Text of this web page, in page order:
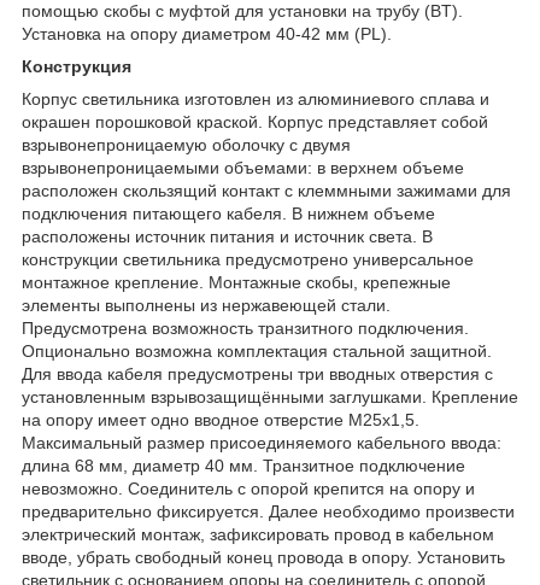
помощью скобы с муфтой для установки на трубу (BT).
Установка на опору диаметром 40-42 мм (PL).
Конструкция
Корпус светильника изготовлен из алюминиевого сплава и
окрашен порошковой краской. Корпус представляет собой
взрывонепроницаемую оболочку с двумя
взрывонепроницаемыми объемами: в верхнем объеме
расположен скользящий контакт с клеммными зажимами для
подключения питающего кабеля. В нижнем объеме
расположены источник питания и источник света. В
конструкции светильника предусмотрено универсальное
монтажное крепление. Монтажные скобы, крепежные
элементы выполнены из нержавеющей стали.
Предусмотрена возможность транзитного подключения.
Опционально возможна комплектация стальной защитной.
Для ввода кабеля предусмотрены три вводных отверстия с
установленным взрывозащищёнными заглушками. Крепление
на опору имеет одно вводное отверстие М25х1,5.
Максимальный размер присоединяемого кабельного ввода:
длина 68 мм, диаметр 40 мм. Транзитное подключение
невозможно. Соединитель с опорой крепится на опору и
предварительно фиксируется. Далее необходимо произвести
электрический монтаж, зафиксировать провод в кабельном
вводе, убрать свободный конец провода в опору. Установить
светильник с основанием опоры на соединитель с опорой